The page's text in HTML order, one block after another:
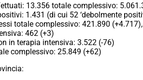
13.356 totale complessivo:
1.431 (di cui 52 ‘debolmente
totale complessivo: 421.890
462 (+3)
in terapia intensiva: 3.522 (-76)
complessivo: 25.849 (+62)